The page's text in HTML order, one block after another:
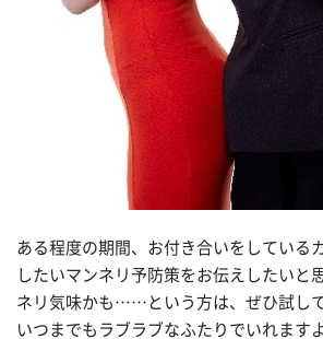
ある程度の期間、お付き合いをしている
したいマンネリ予防策をお伝えしたいと
ネリ気味かも……という方は、ぜひ試し
いつまでもラブラブなふたりでいれます